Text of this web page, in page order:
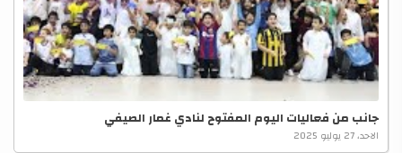
جانب من فعاليات اليوم المفتوح لنادي غمار الصيفي
الاحد، 27 يوليو 2025